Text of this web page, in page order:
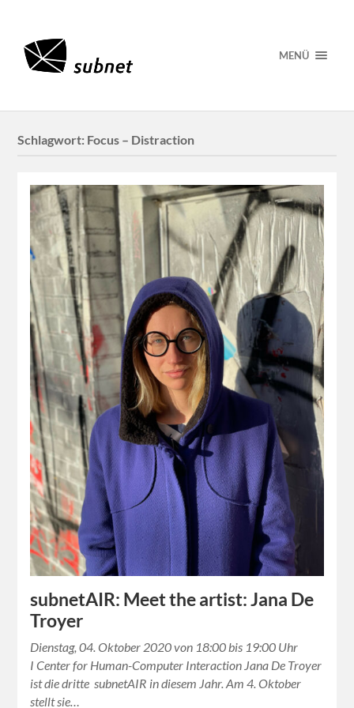
MENÜ
Schlagwort: Focus – Distraction
subnetAIR: Meet the artist: Jana De
Troyer
Dienstag, 04. Oktober 2020 von 18:00 bis 19:00 Uhr
I Center for Human-Computer Interaction Jana De Troyer
ist die dritte subnetAIR in diesem Jahr. Am 4. Oktober
stellt sie…